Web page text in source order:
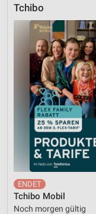
Tchibo
Tchibo Mobil
Noch morgen gültig